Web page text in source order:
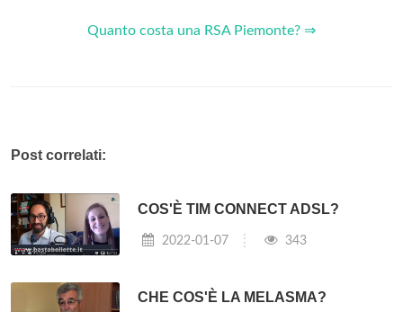
Quanto costa una RSA Piemonte? ⇒
Post correlati:
COS'È TIM CONNECT ADSL?
2022-01-07 343
CHE COS'È LA MELASMA?